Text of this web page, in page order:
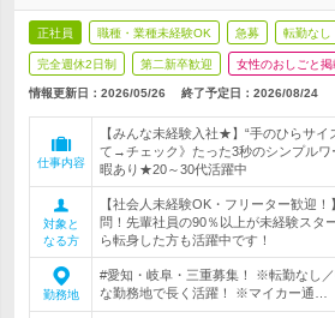
正社員 職種・業種未経験OK 急募 転勤なし
完全週休2日制 第二新卒歓迎 女性のおしごと掲
情報更新日：2026/05/26 終了予定日： 2026/08/24
仕事内容
【みんな未経験入社★】“手のひらサ
て→チェック》たった3秒のシンプル
暇あり★20～30代活躍中
対象と
なる方
【社会人未経験OK・フリーター歓迎
問！先輩社員の90％以上が未経験スタ
ら転身した方も活躍中です！
勤務地
#愛知・岐阜・三重募集！ ※転勤なし
な勤務地で長く活躍！ ※マイカー通…